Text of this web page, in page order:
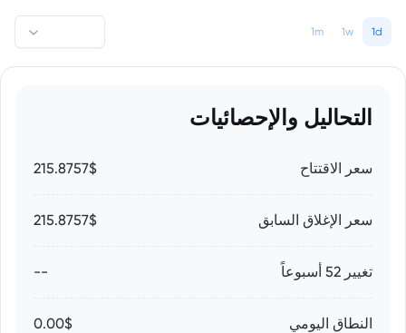
1d
1w
1m
التحاليل والإحصائيات
سعر الاقتتاح 215.8757$
سعر الإغلاق السابق 215.8757$
تغيير 52 أسبوعاً --
النطاق اليومي 0.00$